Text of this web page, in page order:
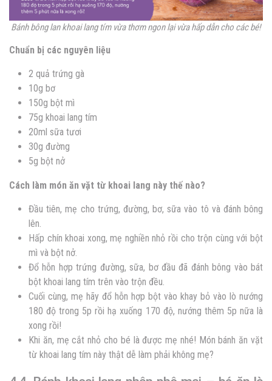
Bánh bông lan khoai lang tím vừa thơm ngon lại vừa hấp dẫn cho các bé!
Chuẩn bị các nguyên liệu
2 quả trứng gà
10g bơ
150g bột mì
75g khoai lang tím
20ml sữa tươi
30g đường
5g bột nở
Cách làm món ăn vặt từ khoai lang này thế nào?
Đầu tiên, mẹ cho trứng, đường, bơ, sữa vào tô và đánh bông
lên.
Hấp chín khoai xong, mẹ nghiền nhỏ rồi cho trộn cùng với bột
mì và bột nở.
Đổ hỗn hợp trứng đường, sữa, bơ đầu đã đánh bông vào bát
bột khoai lang tím trên vào trộn đều.
Cuối cùng, mẹ hãy đổ hỗn hợp bột vào khay bỏ vào lò nướng
180 độ trong 5p rồi hạ xuống 170 độ, nướng thêm 5p nữa là
xong rồi!
Khi ăn, mẹ cắt nhỏ cho bé là được mẹ nhé! Món bánh ăn vặt
từ khoai lang tím này thật dễ làm phải không mẹ?